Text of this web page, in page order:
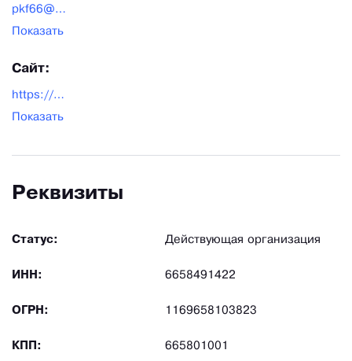
pkf66@pkfcvet.ru
Показать
Сайт:
https://pkfcvet.ru/
Показать
Реквизиты
Статус: Действующая организация
ИНН: 6658491422
ОГРН: 1169658103823
КПП: 665801001